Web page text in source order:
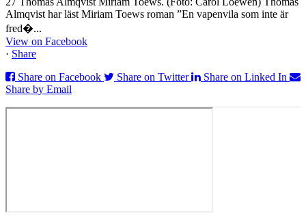
Almqvist har läst Miriam Toews roman ”En vapenvila som inte är
fred�...
View on Facebook
· Share
Share on Facebook
Share on Twitter
Share on Linked In
Share by Email